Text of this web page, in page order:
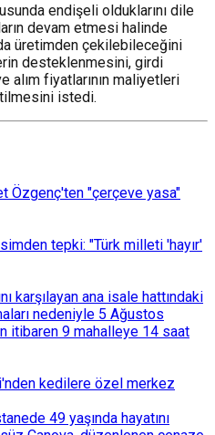
endişeli olduklarını dile
devam etmesi halinde
üretimden çekilebileceğini
desteklenmesini, girdi
alım fiyatlarının maliyetleri
istedi.
Özgenç'ten "çerçeve yasa"
tepki: "Türk milleti 'hayır'
karşılayan ana isale hattındaki
nedeniyle 5 Ağustos
itibaren 9 mahalleye 14 saat
kedilere özel merkez
49 yaşında hayatını